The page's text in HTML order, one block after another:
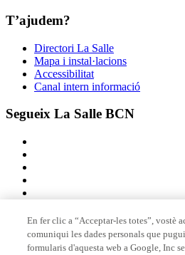
T’ajudem?
Directori La Salle
Mapa i instal·lacions
Accessibilitat
Canal intern informació
Segueix La Salle BCN
Membre de
En fer clic a “Acceptar-les totes”, vostè
comuniqui les dades personals que
formularis d'aquesta web a Google, Inc